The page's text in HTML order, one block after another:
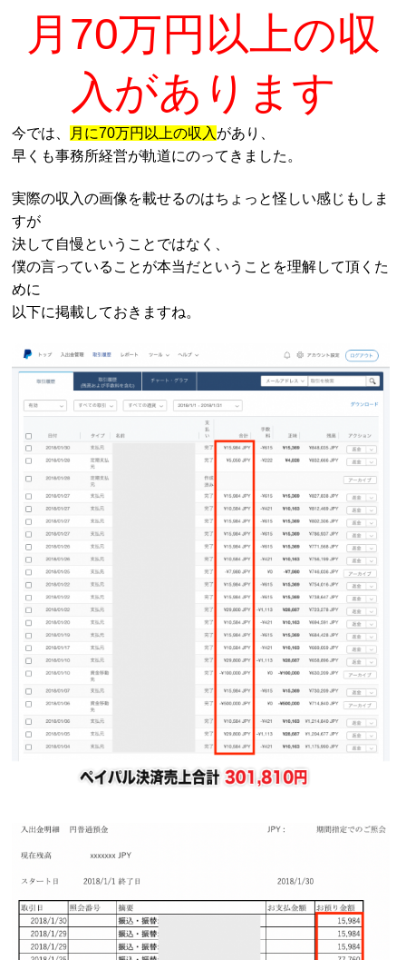
月70万円以上の収
入があります
今では、 月に70万円以上の収入があり、
早くも事務所経営が軌道にのってきました。
実際の収入の画像を載せるのはちょっと怪しい感じもしま
すが
決して自慢ということではなく、
僕の言っていることが本当だということを理解して頂くた
めに
以下に掲載しておきますね。